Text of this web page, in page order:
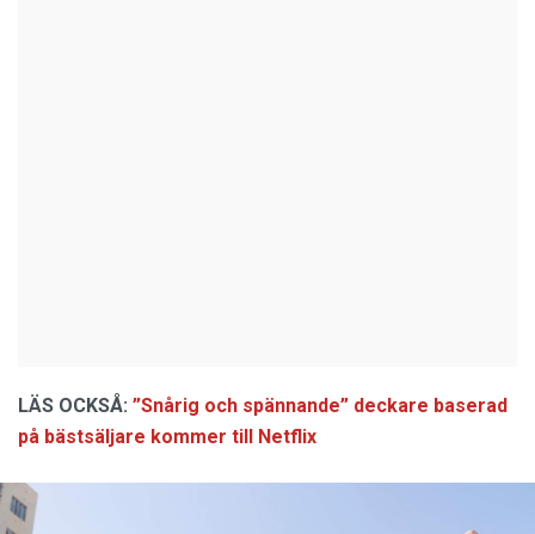
LÄS OCKSÅ: ”Snårig och spännande” deckare baserad
på bästsäljare kommer till Netflix